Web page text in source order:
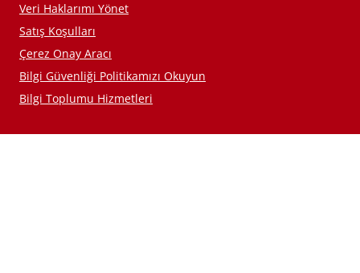
Veri Haklarımı Yönet
Satış Koşulları
Çerez Onay Aracı
Bilgi Güvenliği Politikamızı Okuyun
Bilgi Toplumu Hizmetleri